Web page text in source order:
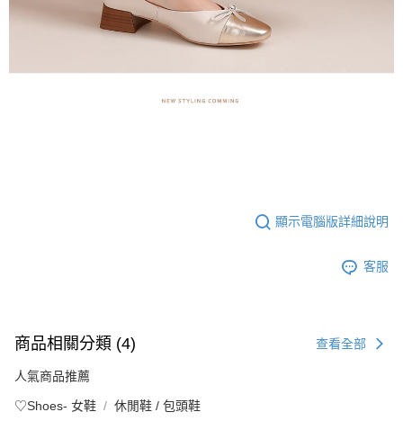
顯示電腦版詳細說明
客服
商品相關分類 (4) 查看全部
人氣商品推薦
♡Shoes- 女鞋 休閒鞋 / 包頭鞋